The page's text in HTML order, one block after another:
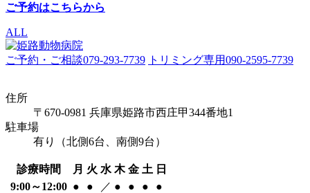
ご予約はこちらから
ALL
ご予約・ご相談079-293-7739 トリミング専用090-2595-7739
住所
〒670-0981 兵庫県姫路市西庄甲344番地1
駐車場
有り（北側6台、南側9台）
診療時間 月 火 水 木 金 土 日
9:00～12:00 ● ● ／ ● ● ●
●